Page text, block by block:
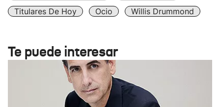
Titulares De Hoy
Ocio Willis Drummond
Te puede interesar